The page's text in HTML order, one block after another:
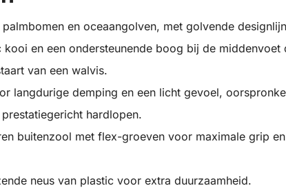
en oceaangolven, met golvende
kooi en een ondersteunende boog bij de middenvoet
van een walvis.
langdurige demping en een licht gevoel,
hardlopen.
buitenzool met flex-groeven voor maximale grip en
neus van plastic voor extra duurzaamheid.